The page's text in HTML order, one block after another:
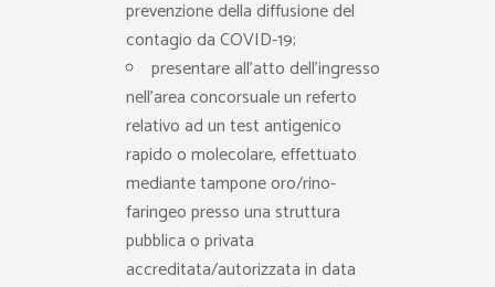
prevenzione della diffusione del
contagio da COVID-19;
presentare all’atto dell’ingresso
nell’area concorsuale un referto
relativo ad un test antigenico
rapido o molecolare, effettuato
mediante tampone oro/rino-
faringeo presso una struttura
pubblica o privata
accreditata/autorizzata in data